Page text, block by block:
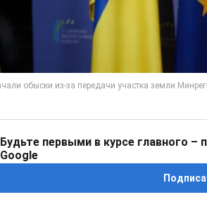
Будьте первыми в курсе главного –
Google